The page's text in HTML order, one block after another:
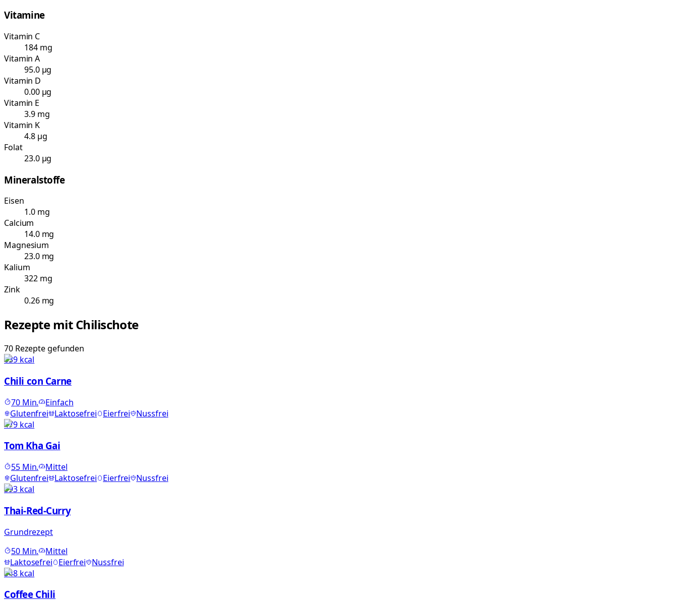
Vitamine
Vitamin C
184 mg
Vitamin A
95.0 µg
Vitamin D
0.00 µg
Vitamin E
3.9 mg
Vitamin K
4.8 µg
Folat
23.0 µg
Mineralstoffe
Eisen
1.0 mg
Calcium
14.0 mg
Magnesium
23.0 mg
Kalium
322 mg
Zink
0.26 mg
Rezepte mitChilischote
70 Rezeptegefunden
639kcal
Chili con Carne
70Min.
Einfach
Glutenfrei Laktosefrei Eierfrei
Nussfrei
479kcal
Tom Kha Gai
55Min.
Mittel
Glutenfrei Laktosefrei Eierfrei
Nussfrei
393kcal
Thai-Red-Curry
Grundrezept
50Min.
Mittel
Laktosefrei
Eierfrei
Nussfrei
548kcal
Coffee Chili